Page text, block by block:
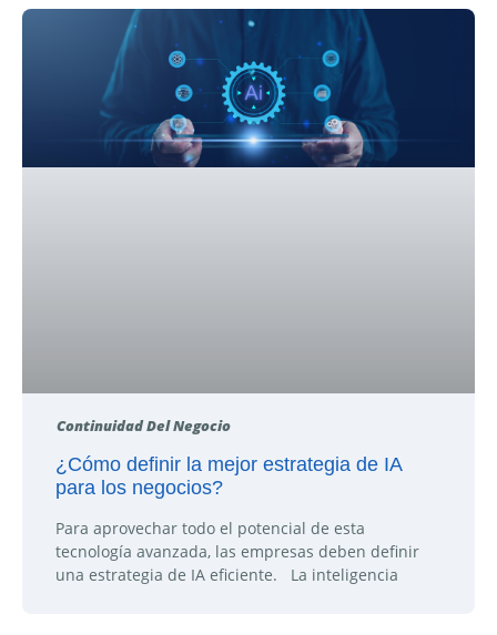
Continuidad Del Negocio
¿Cómo definir la mejor estrategia de IA
para los negocios?
Para aprovechar todo el potencial de esta
tecnología avanzada, las empresas deben definir
una estrategia de IA eficiente. La inteligencia